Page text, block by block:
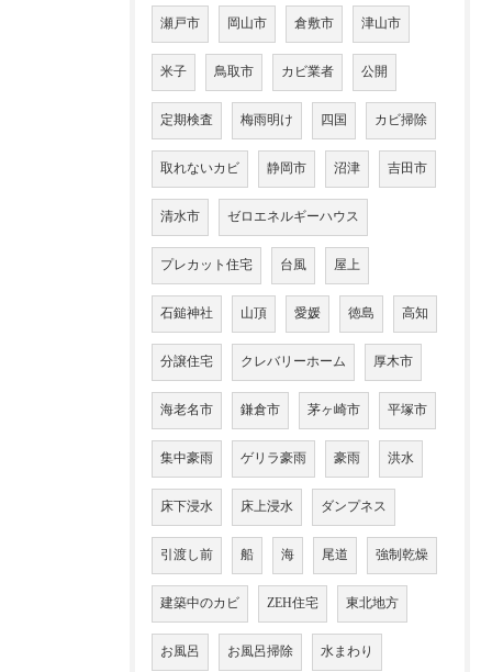
瀬戸市 岡山市 倉敷市 津山市
米子 鳥取市 カビ業者 公開
定期検査 梅雨明け 四国 カビ掃除
取れないカビ 静岡市 沼津 吉田市
清水市 ゼロエネルギーハウス
プレカット住宅 台風 屋上
石鎚神社 山頂 愛媛 徳島 高知
分譲住宅 クレバリーホーム 厚木市
海老名市 鎌倉市 茅ヶ崎市 平塚市
集中豪雨 ゲリラ豪雨 豪雨 洪水
床下浸水 床上浸水 ダンプネス
引渡し前 船 海 尾道 強制乾燥
建築中のカビ ZEH住宅 東北地方
お風呂 お風呂掃除 水まわり